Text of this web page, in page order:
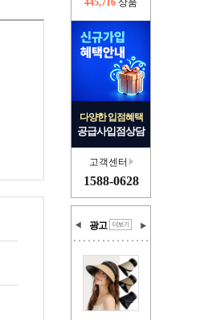
338,587 상품
다양한 입점혜택
공급사입점상담
고객센터
1588-0628
광고